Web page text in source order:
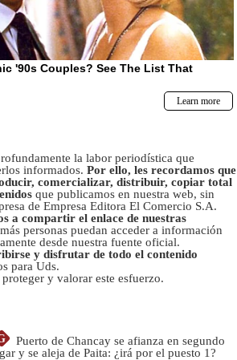
la labor periodística que
informados. Por ello, les recordamos que
comercializar, distribuir, copiar total
que publicamos en nuestra web, sin
de Empresa Editora El Comercio S.A.
a compartir el enlace de nuestras
personas puedan acceder a información
desde nuestra fuente oficial.
y disfrutar de todo el contenido
para Uds.
y valorar este esfuerzo.
Puerto de Chancay se afianza en segundo
y se aleja de Paita: ¿irá por el puesto 1?